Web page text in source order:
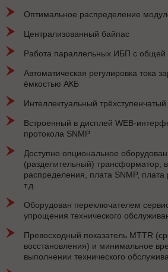
Оптимальное распределение
Централизованный байпас
Работа параллельных ИБП с
Автоматическая регулировка тока
ёмкостью АКБ
Интеллектуальный трёхступенчатый
Встроенный в дисплей WEB-
протокола SNMP
Доступно опциональное
(разделительный) трансформатор,
распределения, плата SNMP, плата
т.д.
Оборудован переключателем
упрощения технического
Превосходный показатель MTTR
восстановления) и минимальное
выполнении технического